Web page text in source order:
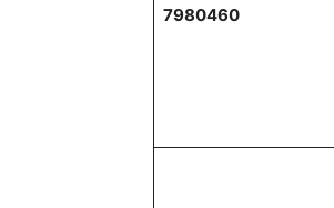
7980460